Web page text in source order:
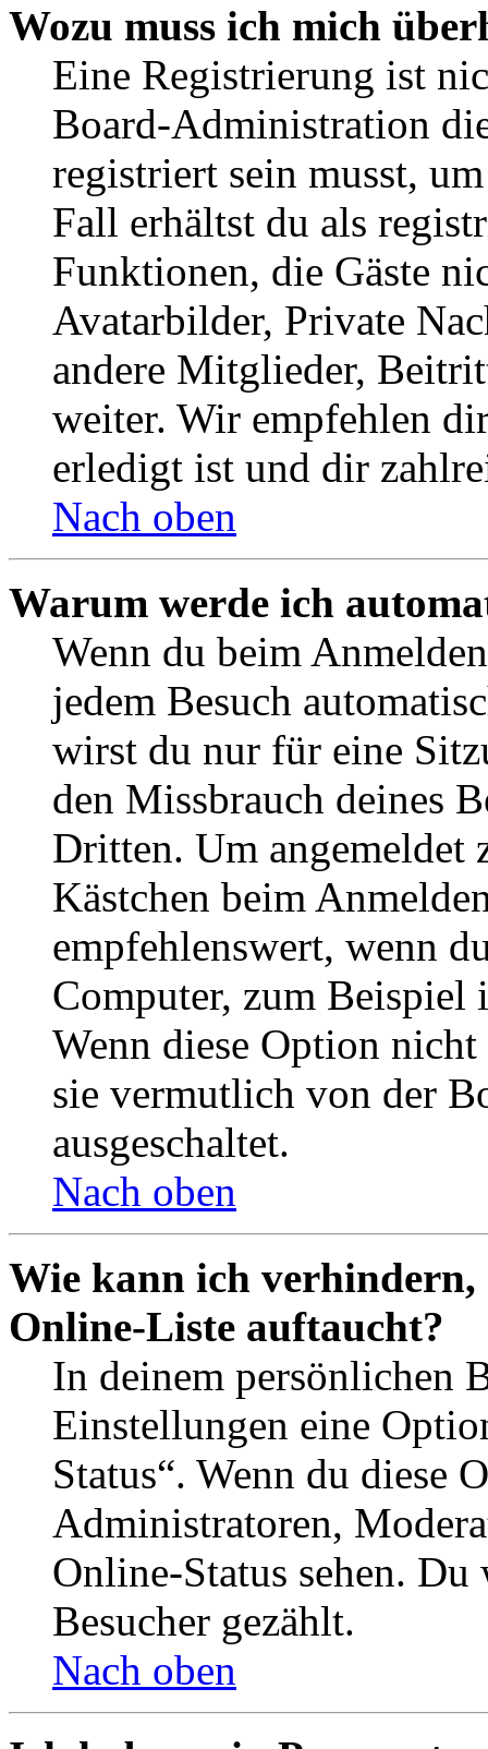
Wozu muss ich mich
Eine Registrierung ist
Board-Administration
registriert sein musst,
Fall erhältst du als
Funktionen, die Gäste
Avatarbilder, Private
andere Mitglieder,
weiter. Wir empfehlen
erledigt ist und dir
Nach oben
Warum werde ich
Wenn du beim
jedem Besuch
wirst du nur für eine
den Missbrauch deines
Dritten. Um angemeldet
Kästchen beim
empfehlenswert, wenn
Computer, zum Beispiel
Wenn diese Option
sie vermutlich von der
ausgeschaltet.
Nach oben
Wie kann ich verhindern,
Online-Liste auftaucht?
In deinem persönlichen
Einstellungen eine
Status“. Wenn du diese
Administratoren,
Online-Status sehen.
Besucher gezählt.
Nach oben